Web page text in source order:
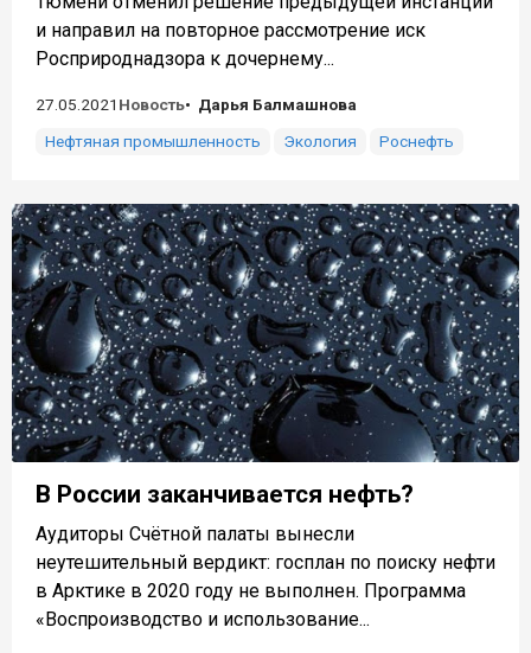
и направил на повторное рассмотрение иск
Росприроднадзора к дочернему...
27.05.2021 Новость
Дарья Балмашнова
Нефтяная промышленность
Экология Роснефть
В России заканчивается нефть?
Аудиторы Счётной палаты вынесли
неутешительный вердикт: госплан по поиску нефти
в Арктике в 2020 году не выполнен. Программа
«Воспроизводство и использование...